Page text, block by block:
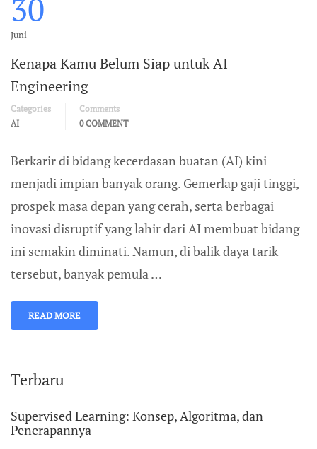
30
Juni
Kenapa Kamu Belum Siap untuk AI
Engineering
Categories
AI
Comments
0 COMMENT
Berkarir di bidang kecerdasan buatan (AI) kini
menjadi impian banyak orang. Gemerlap gaji tinggi,
prospek masa depan yang cerah, serta berbagai
inovasi disruptif yang lahir dari AI membuat bidang
ini semakin diminati. Namun, di balik daya tarik
tersebut, banyak pemula …
READ MORE
Terbaru
Supervised Learning: Konsep, Algoritma, dan
Penerapannya